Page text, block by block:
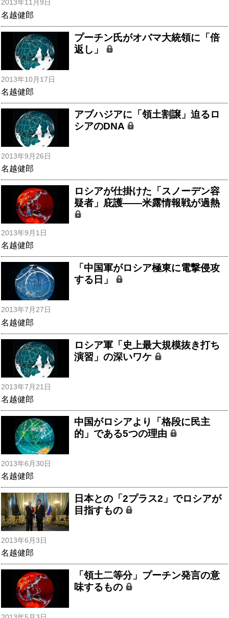
2013年11月9日
名越健郎
プーチン氏がオバマ大統領に「倍
返し」
2013年10月17日
名越健郎
アブハジアに「領土割譲」迫るロ
シアのDNA
2013年9月26日
名越健郎
ロシアが仕掛けた「スノーデン容
疑者」庇護――米露情報戦が過熱
2013年9月1日
名越健郎
「中国軍がロシア極東に電撃侵攻
する日」
2013年7月27日
名越健郎
ロシア軍「史上最大規模抜き打ち
演習」の深いワケ
2013年7月21日
名越健郎
中国がロシアより「格段に民主
的」である5つの理由
2013年6月30日
名越健郎
日本との「2プラス2」でロシアが
目指すもの
2013年6月3日
名越健郎
「領土二等分」プーチン発言の意
味するもの